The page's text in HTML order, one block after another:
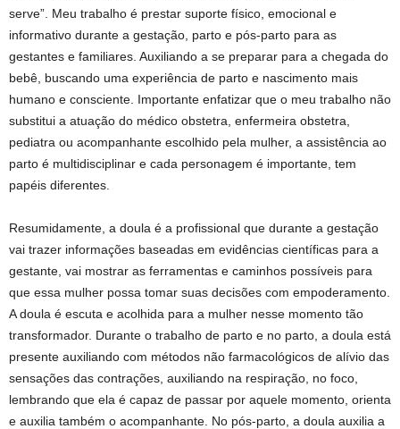
serve”. Meu trabalho é prestar suporte físico, emocional e
informativo durante a gestação, parto e pós-parto para as
gestantes e familiares. Auxiliando a se preparar para a chegada do
bebê, buscando uma experiência de parto e nascimento mais
humano e consciente. Importante enfatizar que o meu trabalho não
substitui a atuação do médico obstetra, enfermeira obstetra,
pediatra ou acompanhante escolhido pela mulher, a assistência ao
parto é multidisciplinar e cada personagem é importante, tem
papéis diferentes.
Resumidamente, a doula é a profissional que durante a gestação
vai trazer informações baseadas em evidências científicas para a
gestante, vai mostrar as ferramentas e caminhos possíveis para
que essa mulher possa tomar suas decisões com empoderamento.
A doula é escuta e acolhida para a mulher nesse momento tão
transformador. Durante o trabalho de parto e no parto, a doula está
presente auxiliando com métodos não farmacológicos de alívio das
sensações das contrações, auxiliando na respiração, no foco,
lembrando que ela é capaz de passar por aquele momento, orienta
e auxilia também o acompanhante. No pós-parto, a doula auxilia a